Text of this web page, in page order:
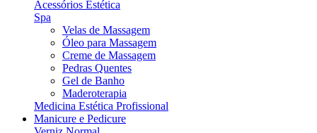
Acessórios Estética
Spa
Velas de Massagem
Óleo para Massagem
Creme de Massagem
Pedras Quentes
Gel de Banho
Maderoterapia
Medicina Estética Profissional
Manicure e Pedicure